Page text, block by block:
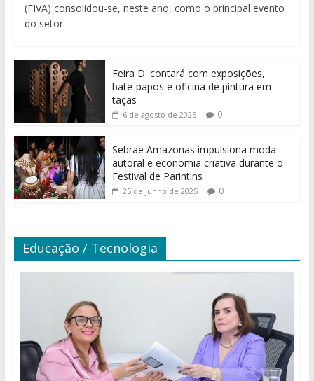
(FIVA) consolidou-se, neste ano, como o principal evento
do setor
Feira D. contará com exposições,
bate-papos e oficina de pintura em
taças
6 de agosto de 2025 0
Sebrae Amazonas impulsiona moda
autoral e economia criativa durante o
Festival de Parintins
25 de junho de 2025 0
Educação / Tecnologia